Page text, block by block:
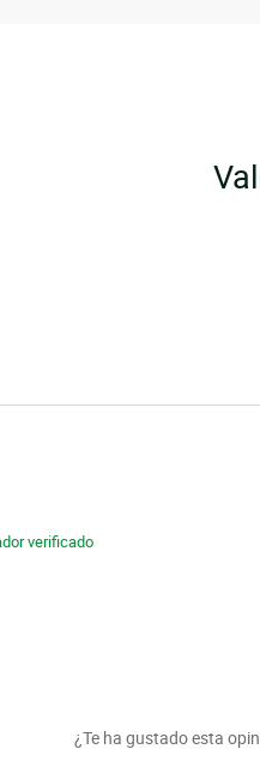
¿Te ha gustado esta